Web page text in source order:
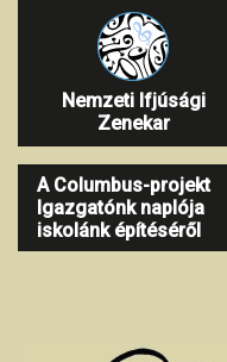
Nemzeti Ifjúsági
Zenekar
A Columbus-projekt
Igazgatónk naplója
iskolánk építéséről